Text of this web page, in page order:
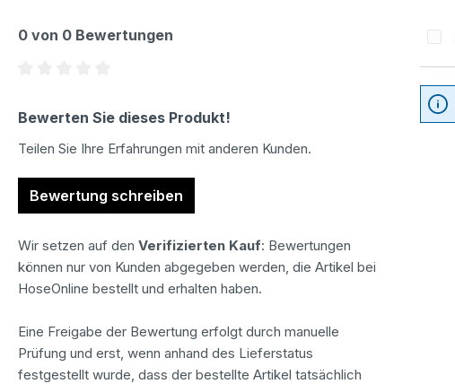
0 von 0 Bewertungen
Bewerten Sie dieses Produkt!
Teilen Sie Ihre Erfahrungen mit anderen Kunden.
Bewertung schreiben
Wir setzen auf den Verifizierten Kauf: Bewertungen
können nur von Kunden abgegeben werden, die Artikel bei
HoseOnline bestellt und erhalten haben.
Eine Freigabe der Bewertung erfolgt durch manuelle
Prüfung und erst, wenn anhand des Lieferstatus
festgestellt wurde, dass der bestellte Artikel tatsächlich